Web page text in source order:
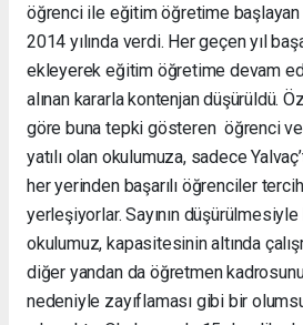
öğrenci ile eğitim öğretime başlayan
2014 yılında verdi. Her geçen yıl
ekleyerek eğitim öğretime devam
alınan kararla kontenjan düşürüldü.
göre buna tepki gösteren öğrenci
yatılı olan okulumuza, sadece
her yerinden başarılı öğrenciler
yerleşiyorlar. Sayının
okulumuz, kapasitesinin altında
diğer yandan da öğretmen
nedeniyle zayıflaması gibi bir